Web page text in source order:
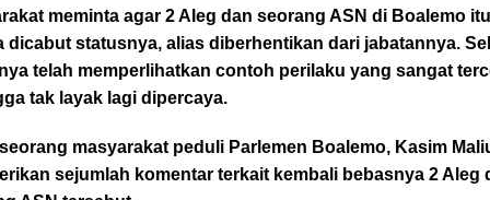
meminta agar 2 Aleg dan seorang ASN di Boalemo
dicabut statusnya, alias diberhentikan dari jabatannya.
telah memperlihatkan contoh perilaku yang sangat
tak layak lagi dipercaya.
masyarakat peduli Parlemen Boalemo, Kasim
sejumlah komentar terkait kembali bebasnya 2 Aleg